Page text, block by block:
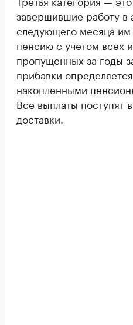
завершившие работу в
следующего месяца им
пенсию с учетом всех
пропущенных за годы
прибавки
накопленными
Все выплаты поступят
доставки.